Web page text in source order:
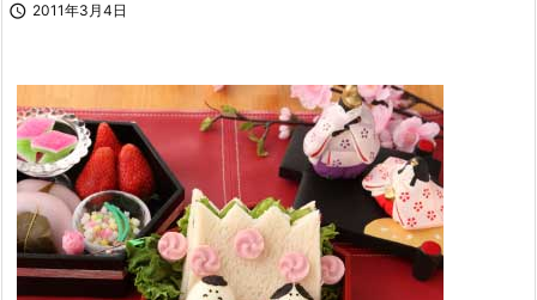
 2011年3月4日